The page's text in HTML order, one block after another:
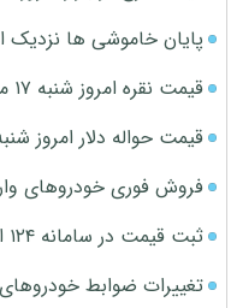
پایان خاموشی ها
قیمت نقره امروز شنبه ۱۷ مرداد ۱۴۰۵
قیمت حواله دلار امروز شنبه ۱۷ مرداد
فروش فوری خودروهای
ثبت قیمت در سامانه ۱۲۴ الزامی شد
تغییرات ضوابط